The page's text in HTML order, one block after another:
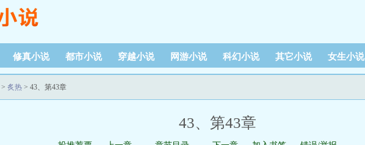
修真小说 都市小说 穿越小说 网游小说 科幻小说 其它小说 女生小说
> 炙热 > 43、第43章
43、第43章